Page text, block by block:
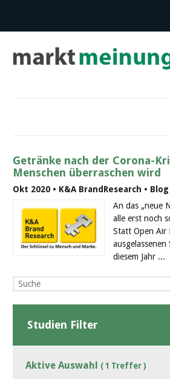
Getränke nach der Corona-
Menschen überraschen wird
Okt 2020 • K&A BrandResearch •
An das „neue
alle erst noch
Statt Open Air
diesem Jahr ...
Studien Filter
Aktive Auswahl ( 1 Treffer )